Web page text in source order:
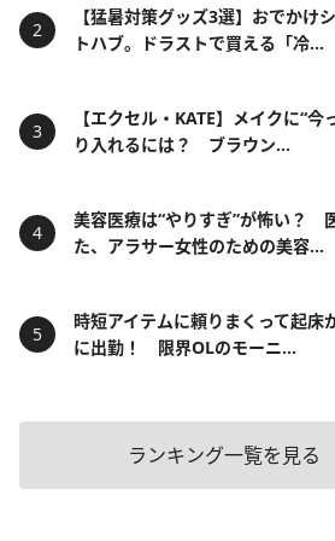
【猛暑対策グッズ3選】おでかけ
トハブ。ドラストで買える「冷...
【エクセル・KATE】メイクに“今
り入れるには？ ブラウン...
美容医療は“やりすぎ”が怖い？
た、アラサー女性のための美容...
時短アイテムに頼りまくって起床
に出勤！ 限界OLのモーニ...
ランキング一覧を見る